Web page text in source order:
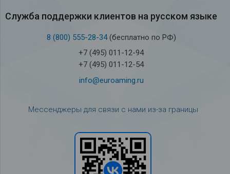
Служба под­держки кли­ен­тов на рус­ском языке
8 (800) 555-28-34(бесплатно по РФ)
+7 (495) 011-12-94
+7 (495) 011-12-54
info@euroaming.ru
Мессенджеры для связи с нами из-за границы